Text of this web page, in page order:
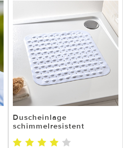
Duscheinlage
schimmelresistent